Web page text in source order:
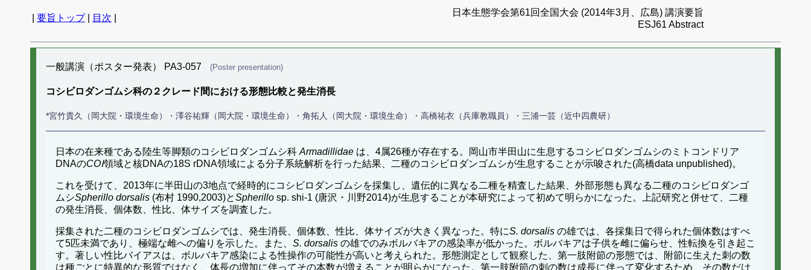
要旨トップ| 目次
日本生態学会第61回全国大会 (2014年3月、広島) 講演要旨
ESJ61 Abstract
一般講演（ポスター発表） PA3-057 (Poster presentation)
コシビロダンゴムシ科の２クレード間における形態比較と発生消長
*宮竹貴久（岡大院・環境生命）・澤谷祐輝（岡大院・環境生命）・角拓人（岡大院・環境生命）・高橋祐衣（兵庫教職員）・三浦一芸（近中四農研）
日本の在来種である陸生等脚類のコシビロダンゴムシ科 Armadillidae は、4属26種が存在する。岡山市半田山に生息するコシビロダンゴムシのミトコンドリア
DNAのCOⅠ領域と核DNAの18S rDNA領域による分子系統解析を行った結果、二種のコシビロダンゴムシが生息することが示唆された(高橋data unpublished)。
これを受けて、2013年に半田山の3地点で経時的にコシビロダンゴムシを採集し、遺伝的に異なる二種を精査した結果、外部形態も異なる二種のコシビロダンゴ
ムシSpherillo dorsalis (布村 1990,2003)とSpherillo sp. shi-1 (唐沢・川野2014)が生息することが本研究によって初めて明らかになった。上記研究と併せて、二種
の発生消長、個体数、性比、体サイズを調査した。
採集された二種のコシビロダンゴムシでは、発生消長、個体数、性比、体サイズが大きく異なった。特にS. dorsalis の雄では、各採集日で得られた個体数はすべ
て5匹未満であり、極端な雌への偏りを示した。また、 S. dorsalis の雄でのみボルバキアの感染率が低かった。ボルバキアは子供を雌に偏らせ、性転換を引き起こ
す。著しい性比バイアスは、ボルバキア感染による性操作の可能性が高いと考えられた。形態測定として観察した、第一肢附節の形態では、附節に生えた刺の数
は種ごとに特異的な形質ではなく、体長の増加に伴ってその本数が増えることが明らかになった。第一肢附節の刺の数は成長に伴って変化するため、その数だけ